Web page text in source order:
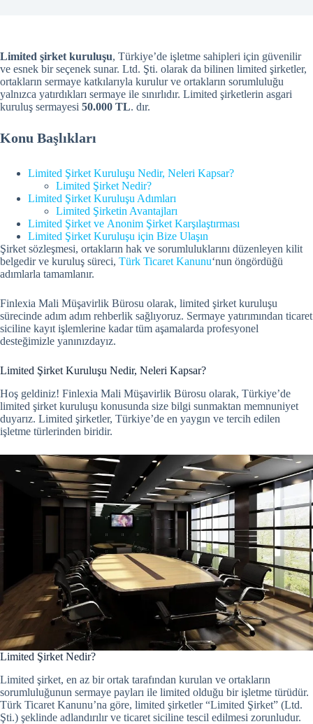
Limited şirket kuruluşu, Türkiye’de işletme sahipleri için güvenilir
ve esnek bir seçenek sunar. Ltd. Şti. olarak da bilinen limited şirketler,
ortakların sermaye katkılarıyla kurulur ve ortakların sorumluluğu
yalnızca yatırdıkları sermaye ile sınırlıdır. Limited şirketlerin asgari
kuruluş sermayesi 50.000 TL. dır.
Konu Başlıkları
Limited Şirket Kuruluşu Nedir, Neleri Kapsar?
Limited Şirket Nedir?
Limited Şirket Kuruluşu Adımları
Limited Şirketin Avantajları
Limited Şirket ve Anonim Şirket Karşılaştırması
Limited Şirket Kuruluşu için Bize Ulaşın
Şirket sözleşmesi, ortakların hak ve sorumluluklarını düzenleyen kilit
belgedir ve kuruluş süreci, Türk Ticaret Kanunu‘nun öngördüğü
adımlarla tamamlanır.
Finlexia Mali Müşavirlik Bürosu olarak, limited şirket kuruluşu
sürecinde adım adım rehberlik sağlıyoruz. Sermaye yatırımından ticaret
siciline kayıt işlemlerine kadar tüm aşamalarda profesyonel
desteğimizle yanınızdayız.
Limited Şirket Kuruluşu Nedir, Neleri Kapsar?
Hoş geldiniz! Finlexia Mali Müşavirlik Bürosu olarak, Türkiye’de
limited şirket kuruluşu konusunda size bilgi sunmaktan memnuniyet
duyarız. Limited şirketler, Türkiye’de en yaygın ve tercih edilen
işletme türlerinden biridir.
Limited Şirket Nedir?
Limited şirket, en az bir ortak tarafından kurulan ve ortakların
sorumluluğunun sermaye payları ile limited olduğu bir işletme türüdür.
Türk Ticaret Kanunu’na göre, limited şirketler “Limited Şirket” (Ltd.
Şti.) şeklinde adlandırılır ve ticaret siciline tescil edilmesi zorunludur.